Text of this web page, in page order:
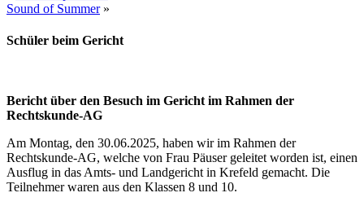
Sound of Summer»
Schüler beim Gericht
Bericht über den Besuch im Gericht im Rahmen der
Rechtskunde-AG
Am Montag, den 30.06.2025, haben wir im Rahmen der
Rechtskunde-AG, welche von Frau Päuser geleitet worden ist, einen
Ausflug in das Amts- und Landgericht in Krefeld gemacht. Die
Teilnehmer waren aus den Klassen 8 und 10.